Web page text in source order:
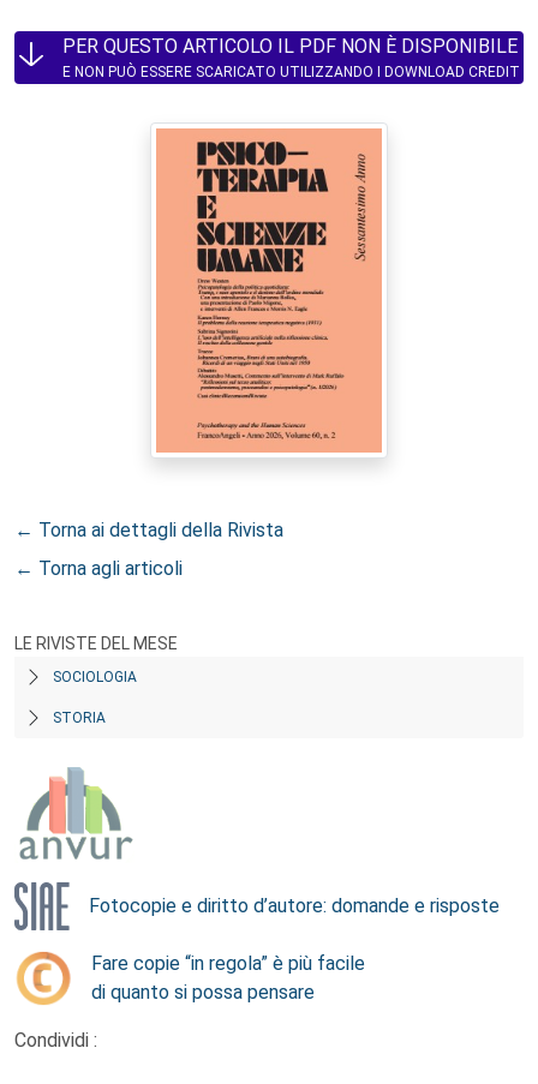
PER QUESTO ARTICOLO IL PDF NON È DISPONIBILE
E NON PUÒ ESSERE SCARICATO UTILIZZANDO I DOWNLOAD CREDIT
← Torna ai dettagli della Rivista
← Torna agli articoli
LE RIVISTE DEL MESE
SOCIOLOGIA
STORIA
Fotocopie e diritto d’autore: domande e risposte
Fare copie “in regola” è più facile
di quanto si possa pensare
Condividi :